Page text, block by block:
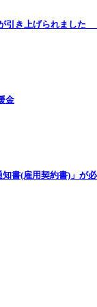
が引き上げられまし
金
知書(雇用契約書)」が